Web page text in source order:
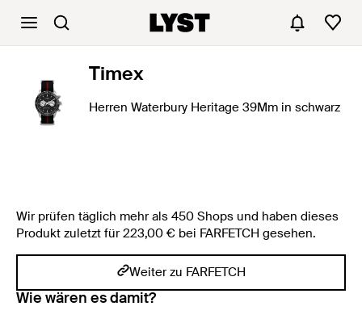
Timex
Herren Waterbury Heritage 39Mm in schwarz
Wir prüfen täglich mehr als 450 Shops und haben dieses
Produkt zuletzt für 223,00 € bei FARFETCH gesehen.
Weiter zu FARFETCH
Wie wären es damit?